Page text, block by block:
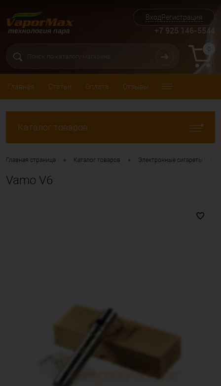
ВходРегистрация
+7 925 146-5544
0
Главная Статьи Оплата Отзывы
Каталог товаров
Главная страница • Каталог товаров • Электронные сигареты
Vamo V6